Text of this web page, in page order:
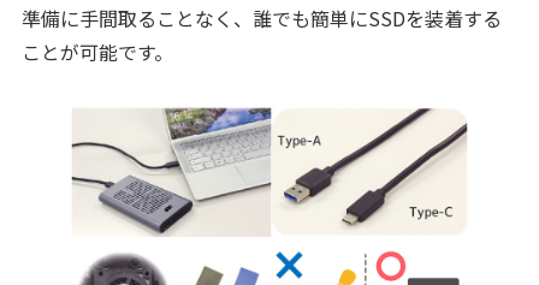
準備に手間取ることなく、誰でも簡単にSSDを装着する
ことが可能です。